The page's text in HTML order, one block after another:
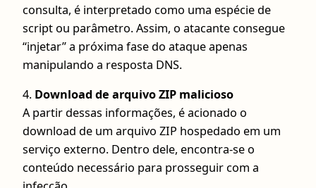
consulta, é interpretado como uma espécie de
script ou parâmetro. Assim, o atacante consegue
“injetar” a próxima fase do ataque apenas
manipulando a resposta DNS.
4. Download de arquivo ZIP malicioso
A partir dessas informações, é acionado o
download de um arquivo ZIP hospedado em um
serviço externo. Dentro dele, encontra-se o
conteúdo necessário para prosseguir com a